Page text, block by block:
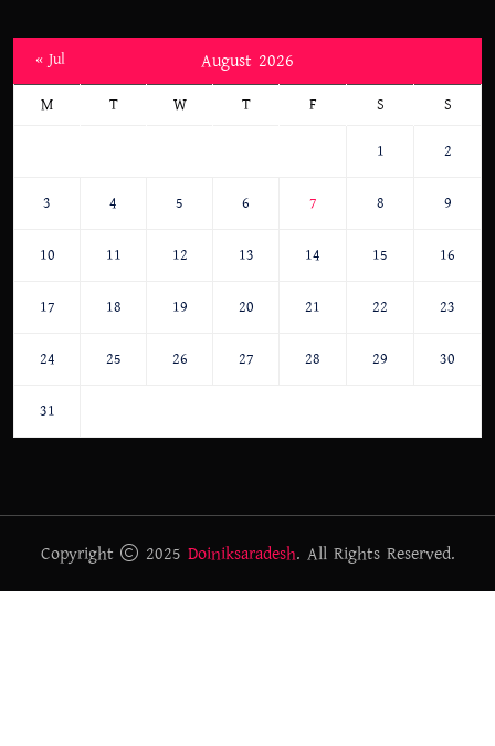
August 2026
M T W T F S S
1 2
3 4 5 6 7 8 9
10 11 12 13 14 15 16
17 18 19 20 21 22 23
24 25 26 27 28 29 30
31
« Jul
Copyright 2025 Doiniksaradesh. All Rights Reserved.